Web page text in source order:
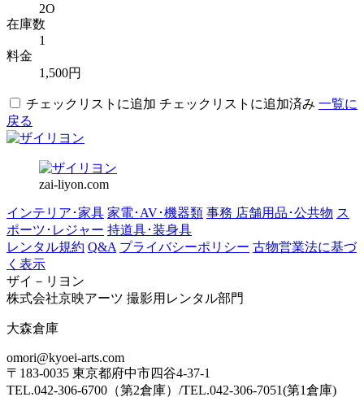
2O
在庫数
1
料金
1,500円
チェックリストに追加 チェックリストに追加済み 一覧に
戻る
zai-liyon.com
インテリア･家具 家電･AV･機器類 事務 店舗用品･公共物 ス
ポーツ･レジャー 持道具･装身具
レンタル規約 Q&A プライバシーポリシー 古物営業法に基づ
く表示
ザイ－リヨン
株式会社京映アーツ 撮影用レンタル部門
大森倉庫
omori@kyoei-arts.com
〒183-0035 東京都府中市四谷4-37-1
TEL.042-306-6700（第2倉庫）/TEL.042-306-7051(第1倉庫)